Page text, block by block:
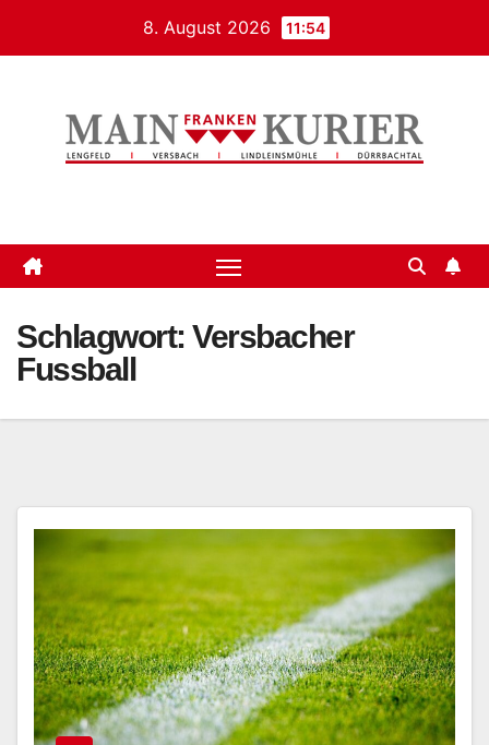
8. August 2026 11:54
Schlagwort: Versbacher
Fussball